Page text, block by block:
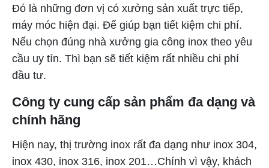
Đó là những đơn vị có xưởng sản xuất trực tiếp,
máy móc hiện đại. Để giúp bạn tiết kiệm chi phí.
Nếu chọn đúng nhà xưởng gia công inox theo yêu
cầu uy tín. Thì bạn sẽ tiết kiệm rất nhiều chi phí
đầu tư.
Công ty cung cấp sản phẩm đa dạng và
chính hãng
Hiện nay, thị trường inox rất đa dạng như inox 304,
inox 430, inox 316, inox 201…Chính vì vậy, khách